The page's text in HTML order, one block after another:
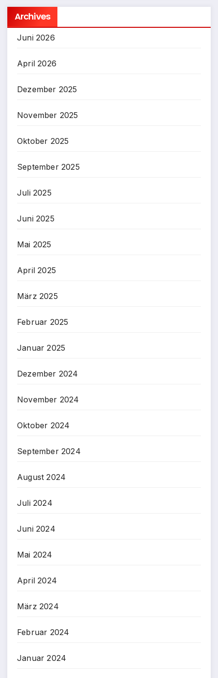
Archives
Juni 2026
April 2026
Dezember 2025
November 2025
Oktober 2025
September 2025
Juli 2025
Juni 2025
Mai 2025
April 2025
März 2025
Februar 2025
Januar 2025
Dezember 2024
November 2024
Oktober 2024
September 2024
August 2024
Juli 2024
Juni 2024
Mai 2024
April 2024
März 2024
Februar 2024
Januar 2024